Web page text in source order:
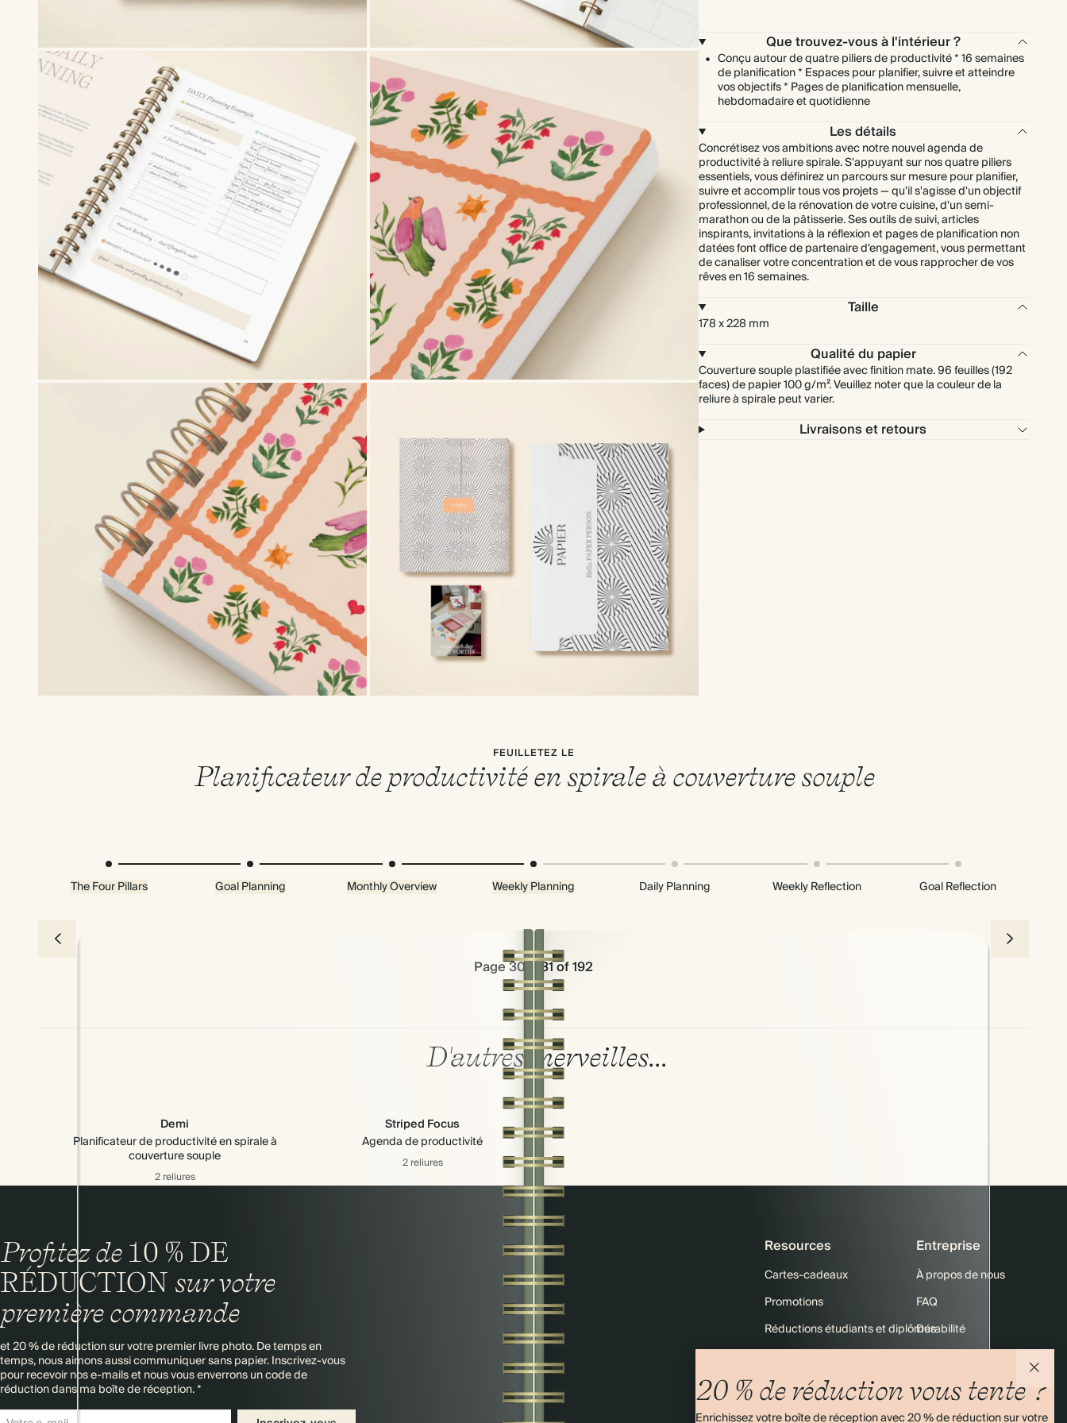
Que trouvez-vous à l'intérieur ?
Conçu autour de quatre piliers de productivité * 16 semaines
de planification * Espaces pour planifier, suivre et atteindre
vos objectifs * Pages de planification mensuelle,
hebdomadaire et quotidienne
Les détails
Concrétisez vos ambitions avec notre nouvel agenda de
productivité à reliure spirale. S'appuyant sur nos quatre piliers
essentiels, vous définirez un parcours sur mesure pour planifier,
suivre et accomplir tous vos projets — qu'il s'agisse d'un objectif
professionnel, de la rénovation de votre cuisine, d'un semi-
marathon ou de la pâtisserie. Ses outils de suivi, articles
inspirants, invitations à la réflexion et pages de planification non
datées font office de partenaire d'engagement, vous permettant
de canaliser votre concentration et de vous rapprocher de vos
rêves en 16 semaines.
Taille
178 x 228 mm
Qualité du papier
Couverture souple plastifiée avec finition mate. 96 feuilles (192
faces) de papier 100 g/m². Veuillez noter que la couleur de la
reliure à spirale peut varier.
Livraisons et retours
FEUILLETEZ LE
Planificateur de productivité en spirale à couverture souple
The Four Pillars Goal Planning Monthly Overview Weekly Planning Daily Planning Weekly Reflection Goal Reflection
Page 30 & 31 of 192
D'autres merveilles...
Demi
Planificateur de productivité en spirale à
couverture souple
2 reliures
Striped Focus
Agenda de productivité
2 reliures
20 % de réduction vous tente ?
Enrichissez votre boîte de réception avec 20 % de réduction sur votre
Profitez de 10 % DE
RÉDUCTION sur votre
première commande
et 20 % de réduction sur votre premier livre photo. De temps en
temps, nous aimons aussi communiquer sans papier. Inscrivez-vous
pour recevoir nos e-mails et nous vous enverrons un code de
réduction dans ma boîte de réception. *
Resources
Cartes-cadeaux
Promotions
Réductions étudiants et diplômés
Plan du site
Entreprise
À propos de nous
FAQ
Durabilité
Expédition
Retours